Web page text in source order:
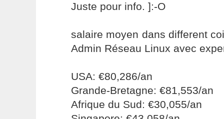
Juste pour info. ]:-O
salaire moyen dans different
Admin Réseau Linux avec
USA: €80,286/an
Grande-Bretagne: €81,553/an
Afrique du Sud: €30,055/an